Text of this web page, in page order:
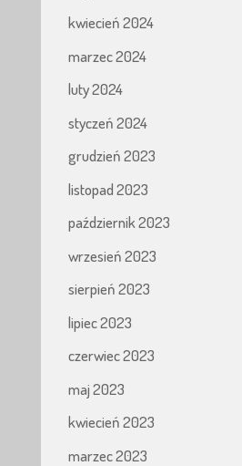
kwiecień 2024
marzec 2024
luty 2024
styczeń 2024
grudzień 2023
listopad 2023
październik 2023
wrzesień 2023
sierpień 2023
lipiec 2023
czerwiec 2023
maj 2023
kwiecień 2023
marzec 2023